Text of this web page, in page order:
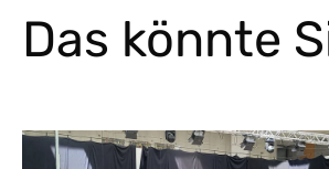
Das könnte